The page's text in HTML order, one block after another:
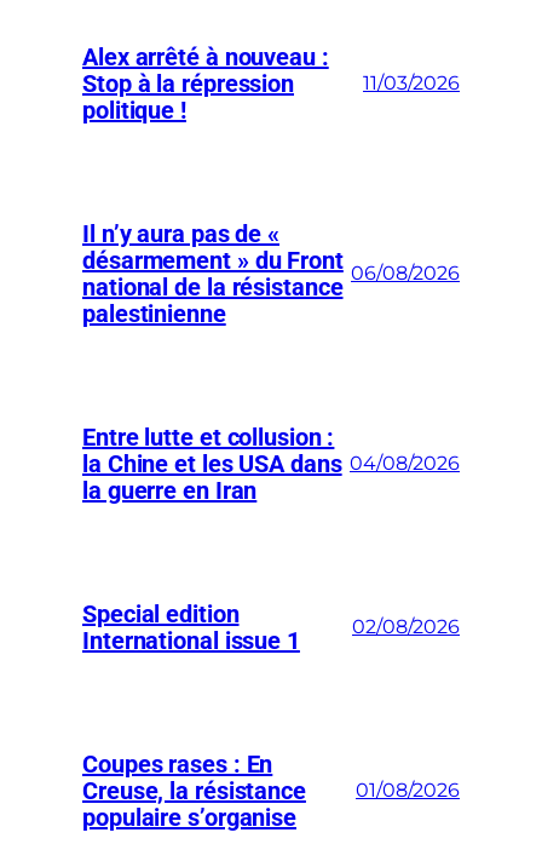
Alex arrêté à nouveau :
Stop à la répression
politique !
11/03/2026
Il n’y aura pas de «
désarmement » du Front
national de la résistance
palestinienne
06/08/2026
Entre lutte et collusion :
la Chine et les USA dans
la guerre en Iran
04/08/2026
Special edition
International issue 1
02/08/2026
Coupes rases : En
Creuse, la résistance
populaire s’organise
01/08/2026